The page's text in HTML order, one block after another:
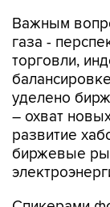
Важным
газа -
торговли,
уделено
– охват
развитие
биржевые